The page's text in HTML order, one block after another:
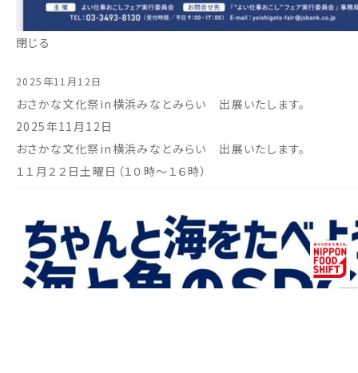
閉じる
2025年11月12日
おさかな文化祭in横浜みなとみらい 出展いたします。
2025年11月12日
おさかな文化祭in横浜みなとみらい 出展いたします。
１１月２２日土曜日（１０時～１６時）